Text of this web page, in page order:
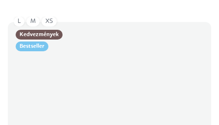
Kedvezmények
Bestseller
L M XS